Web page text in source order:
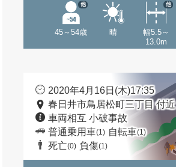
45～54歳
他
晴
幅5.5～
13.0m
他
2020年4月16日(木)17:35
春日井市鳥居松町三丁目 付近
車両相互 小破事故
普通乗用車(1) 自転車(1)
死亡(0) 負傷(1)